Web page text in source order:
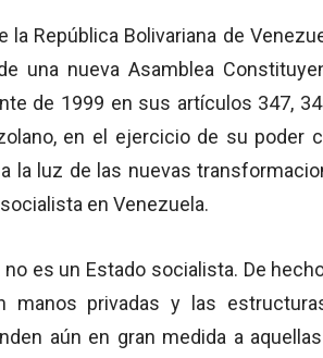
República Bolivariana de
una nueva Asamblea
de 1999 en sus artículos 347,
en el ejercicio de su poder
la luz de las nuevas
en Venezuela.
es un Estado socialista. De
privadas y las
aún en gran medida a